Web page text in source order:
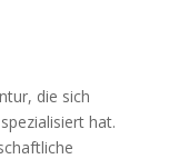
die sich
hat.